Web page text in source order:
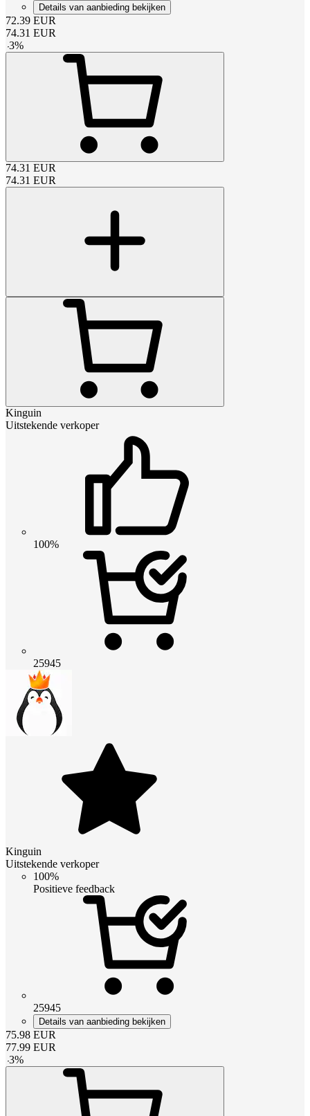
Details van aanbieding bekijken
72.39 EUR
74.31 EUR
-3%
74.31 EUR
74.31 EUR
Kinguin
Uitstekende verkoper
100%
25945
Kinguin
Uitstekende verkoper
100%
Positieve feedback
25945
Details van aanbieding bekijken
75.98 EUR
77.99 EUR
-3%